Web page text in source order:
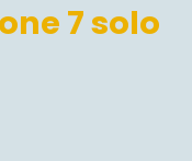
7 solo